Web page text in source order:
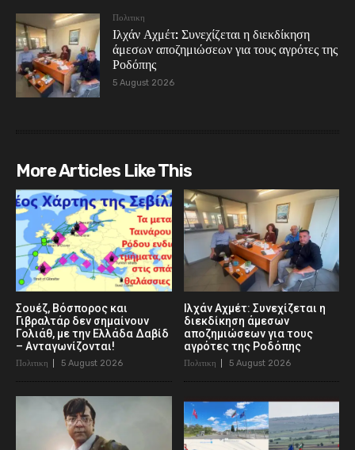
Πολιτικη
Ιλχάν Αχμέτ: Συνεχίζεται η διεκδίκηση
άμεσων αποζημιώσεων για τους αγρότες της
Ροδόπης
5 August 2026
More Articles Like This
Σουέζ, Βόσπορος και
Γιβραλτάρ δεν σημαίνουν
Γολιάθ, με την Ελλάδα Δαβίδ
– Ανταγωνίζονται!
Πολιτικη 5 August 2026
Ιλχάν Αχμέτ: Συνεχίζεται η
διεκδίκηση άμεσων
αποζημιώσεων για τους
αγρότες της Ροδόπης
Πολιτικη 5 August 2026